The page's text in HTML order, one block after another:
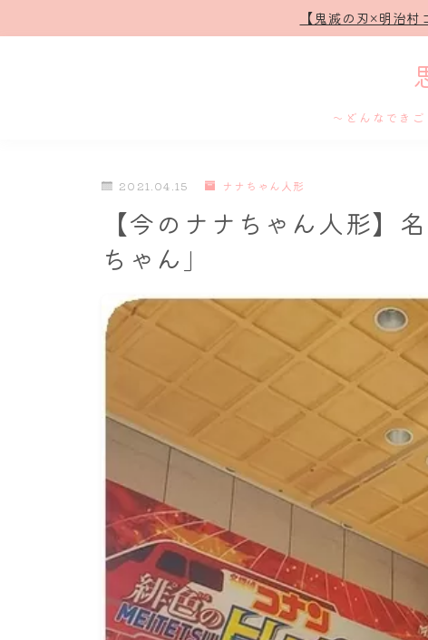
【鬼滅の刃×明治
～どんなでき
2021.04.15 ナナちゃん人形
【今のナナちゃん人形】
ちゃん」